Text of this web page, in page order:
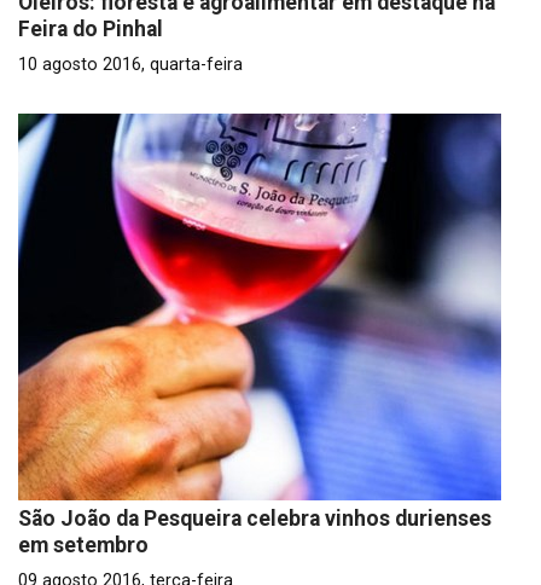
Feira do Pinhal
10 agosto 2016, quarta-feira
São João da Pesqueira celebra vinhos durienses
em setembro
09 agosto 2016, terça-feira